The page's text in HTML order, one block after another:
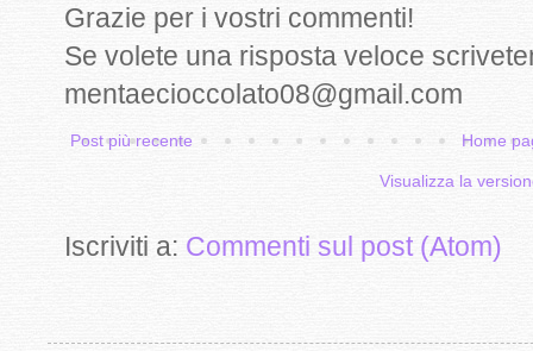
Grazie per i vostri commenti!
Se volete una risposta veloce
mentaecioccolato08@gmail.com
Post più recente Home
Visualizza la
Iscriviti a: Commenti sul post (Atom)